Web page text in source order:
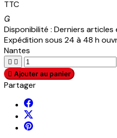
TTC

Disponibilité : Derniers articles
Expédition sous 24 à 48 h
Nantes
 
 Ajouter au panier
Partager